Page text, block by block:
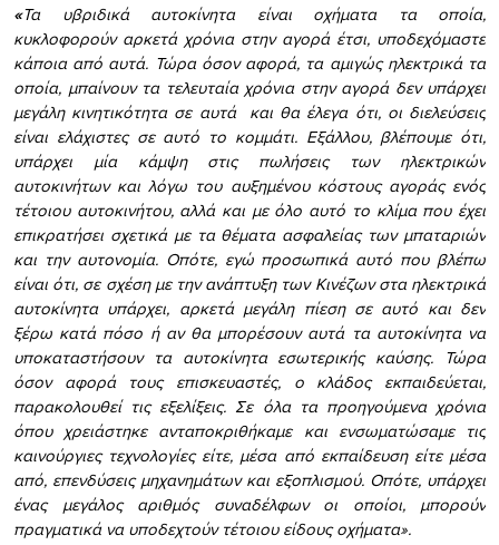
«Τα υβριδικά αυτοκίνητα είναι οχήματα τα οποία,
κυκλοφορούν αρκετά χρόνια στην αγορά έτσι, υποδεχόμαστε
κάποια από αυτά. Τώρα όσον αφορά, τα αμιγώς ηλεκτρικά τα
οποία, μπαίνουν τα τελευταία χρόνια στην αγορά δεν υπάρχει
μεγάλη κινητικότητα σε αυτά και θα έλεγα ότι, οι διελεύσεις
είναι ελάχιστες σε αυτό το κομμάτι. Εξάλλου, βλέπουμε ότι,
υπάρχει μία κάμψη στις πωλήσεις των ηλεκτρικών
αυτοκινήτων και λόγω του αυξημένου κόστους αγοράς ενός
τέτοιου αυτοκινήτου, αλλά και με όλο αυτό το κλίμα που έχει
επικρατήσει σχετικά με τα θέματα ασφαλείας των μπαταριών
και την αυτονομία. Οπότε, εγώ προσωπικά αυτό που βλέπω
είναι ότι, σε σχέση με την ανάπτυξη των Κινέζων στα ηλεκτρικά
αυτοκίνητα υπάρχει, αρκετά μεγάλη πίεση σε αυτό και δεν
ξέρω κατά πόσο ή αν θα μπορέσουν αυτά τα αυτοκίνητα να
υποκαταστήσουν τα αυτοκίνητα εσωτερικής καύσης. Τώρα
όσον αφορά τους επισκευαστές, ο κλάδος εκπαιδεύεται,
παρακολουθεί τις εξελίξεις. Σε όλα τα προηγούμενα χρόνια
όπου χρειάστηκε ανταποκριθήκαμε και ενσωματώσαμε τις
καινούργιες τεχνολογίες είτε, μέσα από εκπαίδευση είτε μέσα
από, επενδύσεις μηχανημάτων και εξοπλισμού. Οπότε, υπάρχει
ένας μεγάλος αριθμός συναδέλφων οι οποίοι, μπορούν
πραγματικά να υποδεχτούν τέτοιου είδους οχήματα».